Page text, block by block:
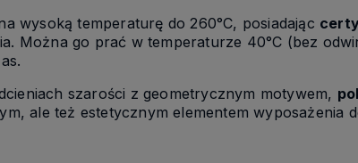
wysoką temperaturę do 260°C, posiadając
Można go prać w temperaturze 40°C (bez
szarości z geometrycznym motywem,
ale też estetycznym elementem wyposażenia